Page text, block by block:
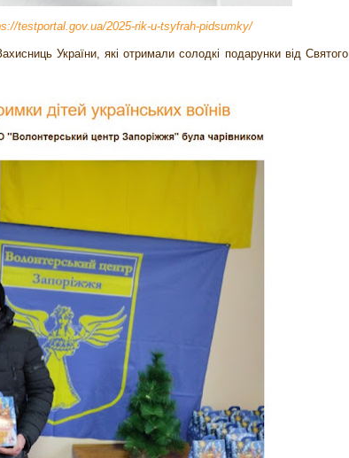
testportal.gov.ua/2025-rik-u-tsyfrah-pidsumky/
України, які отримали солодкі подарунки від Святого